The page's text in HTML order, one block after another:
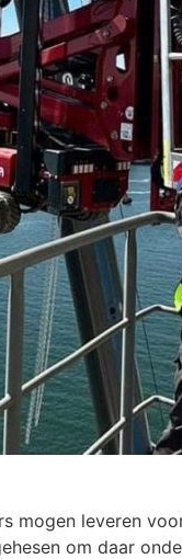
mogen leveren
om daar